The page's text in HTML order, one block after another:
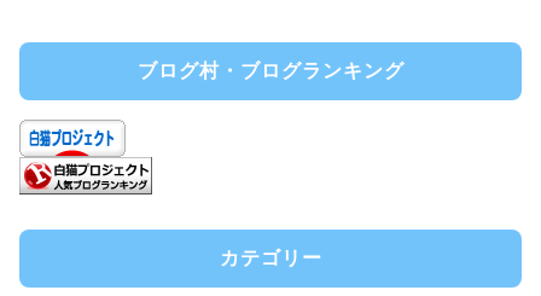
ブログ村・ブログランキング
カテゴリー